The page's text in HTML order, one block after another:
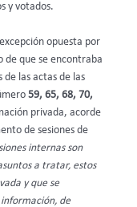
y votados.
opuesta por
de que se encontraba
las actas de las
59, 65, 68, 70,
privada, acorde
de sesiones de
internas son
a tratar, estos
y que se
de